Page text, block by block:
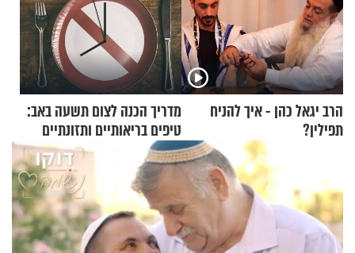
הרב יגאל כהן - איך להניח
תפילין?
מדריך הכנה לצום תשעה באב:
טיפים בריאותיים ותזונתיים
לשמירה על הגוף